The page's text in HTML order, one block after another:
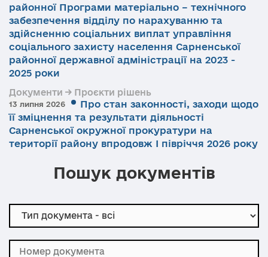
районної Програми матеріально – технічного
забезпечення відділу по нарахуванню та
здійсненню соціальних виплат управління
соціального захисту населення Сарненської
районної державної адміністрації на 2023 -
2025 роки
Документи → Проєкти рішень
13 липня 2026
Про стан законності, заходи щодо
її зміцнення та результати діяльності
Сарненської окружної прокуратури на
території району впродовж І півріччя 2026 року
Пошук документів